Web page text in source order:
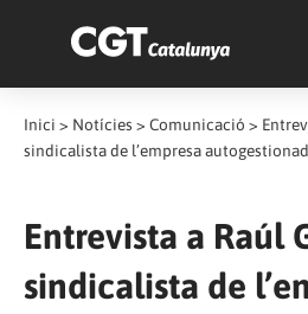
Inici > Notícies > Comunicació >
sindicalista de l’empresa
Entrevista a Raúl
sindicalista de